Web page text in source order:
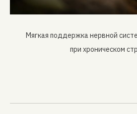
Мягкая поддержка нервной
при хроническом